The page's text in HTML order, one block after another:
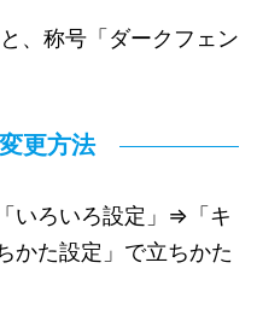
、称号「ダークフェン
更方法
いろいろ設定」⇒「キ
かた設定」で立ちかた